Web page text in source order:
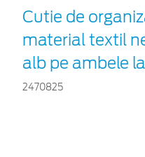
Cutie de
material textil
alb pe ambele
2470825